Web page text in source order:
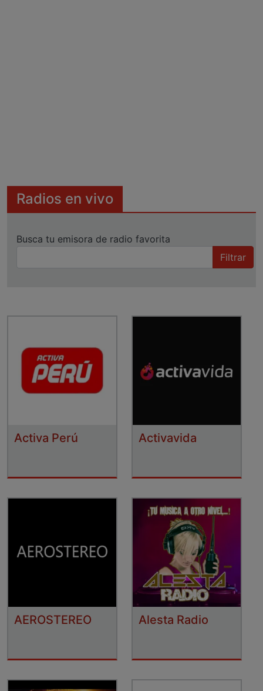
Radios en vivo
Busca tu emisora de radio favorita
Filtrar
Activa Perú Activavida
AEROSTEREO Alesta Radio